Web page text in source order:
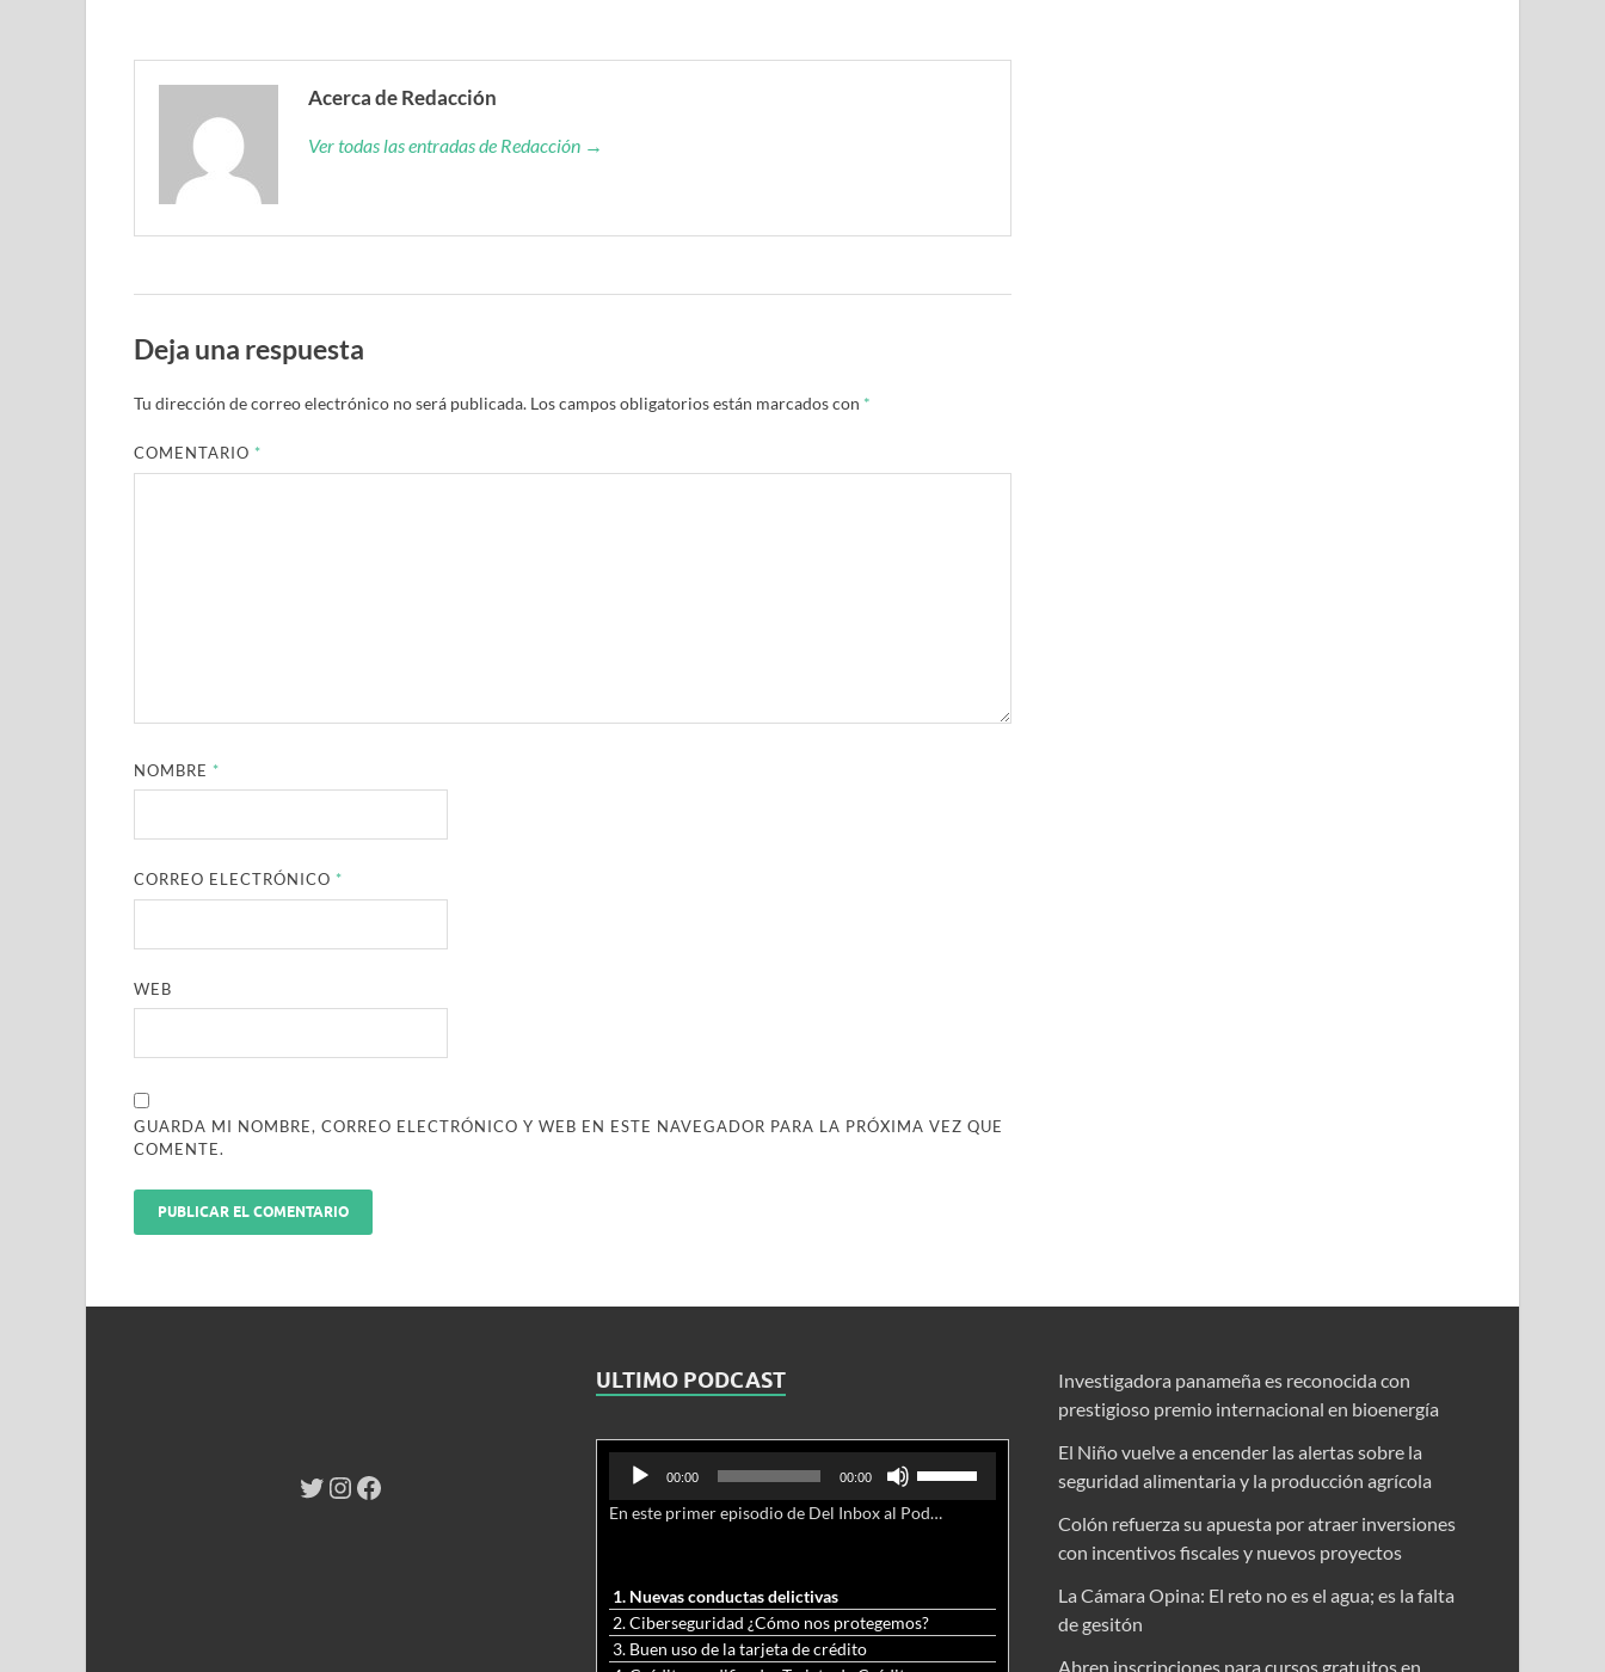
Acerca de Redacción
Ver todas las entradas de Redacción →
Deja una respuesta
Tu dirección de correo electrónico no será publicada. Los campos obligatorios están marcados con *
COMENTARIO *
NOMBRE *
CORREO ELECTRÓNICO *
WEB
GUARDA MI NOMBRE, CORREO ELECTRÓNICO Y WEB EN ESTE NAVEGADOR PARA LA PRÓXIMA VEZ QUE
COMENTE.
ULTIMO PODCAST
Reproductor
audio
00:00 00:00
teclas
para
aumentar
o
En este primer episodio de Del Inbox al Podcast, analizamos junto al abogado Jonathan Brown las nuevas conductas delictivas cibernéticas y la necesidad de hacer modificaciones al Código Penal.
1. Nuevas conductas delictivas
2. Ciberseguridad ¿Cómo nos protegemos?
3. Buen uso de la tarjeta de crédito
Investigadora panameña es reconocida con
prestigioso premio internacional en bioenergía
El Niño vuelve a encender las alertas sobre la
seguridad alimentaria y la producción agrícola
Colón refuerza su apuesta por atraer inversiones
con incentivos fiscales y nuevos proyectos
La Cámara Opina: El reto no es el agua; es la falta
de gesitón
Abren inscripciones para cursos gratuitos en